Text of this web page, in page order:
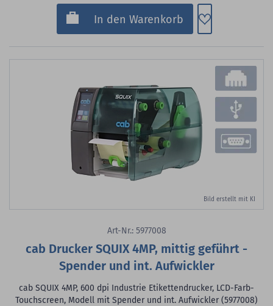
In den Warenkorb Zum
Bild erstellt mit KI
Art-Nr.: 5977008
cab Drucker SQUIX 4MP, mittig geführt -
Spender und int. Aufwickler
cab SQUIX 4MP, 600 dpi Industrie Etikettendrucker, LCD-Farb-
Touchscreen, Modell mit Spender und int. Aufwickler (5977008)